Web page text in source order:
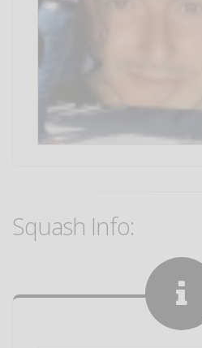
Squash Info: